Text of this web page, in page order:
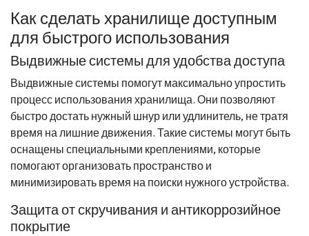
Как сделать хранилище доступным
для быстрого использования
Выдвижные системы для удобства доступа
Выдвижные системы помогут максимально упростить
процесс использования хранилища. Они позволяют
быстро достать нужный шнур или удлинитель, не тратя
время на лишние движения. Такие системы могут быть
оснащены специальными креплениями, которые
помогают организовать пространство и
минимизировать время на поиски нужного устройства.
Защита от скручивания и антикоррозийное
покрытие